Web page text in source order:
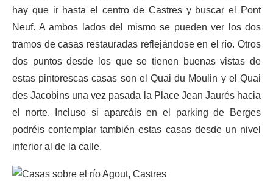
hay que ir hasta el centro de Castres y buscar el Pont
Neuf. A ambos lados del mismo se pueden ver los dos
tramos de casas restauradas reflejándose en el río. Otros
dos puntos desde los que se tienen buenas vistas de
estas pintorescas casas son el Quai du Moulin y el Quai
des Jacobins una vez pasada la Place Jean Jaurés hacia
el norte. Incluso si aparcáis en el parking de Berges
podréis contemplar también estas casas desde un nivel
inferior al de la calle.